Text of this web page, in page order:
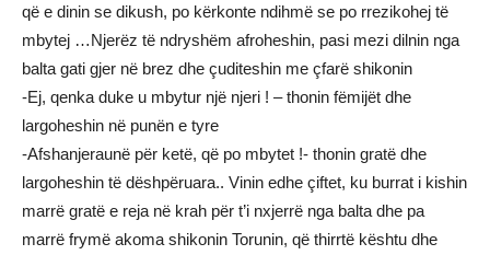
që e dinin se dikush, po kërkonte ndihmë se po rrezikohej të
mbytej …Njerëz të ndryshëm afroheshin, pasi mezi dilnin nga
balta gati gjer në brez dhe çuditeshin me çfarë shikonin
-Ej, qenka duke u mbytur një njeri ! – thonin fëmijët dhe
largoheshin në punën e tyre
-Afshanjeraunë për ketë, që po mbytet !- thonin gratë dhe
largoheshin të dëshpëruara.. Vinin edhe çiftet, ku burrat i kishin
marrë gratë e reja në krah për t’i nxjerrë nga balta dhe pa
marrë frymë akoma shikonin Torunin, që thirrtë kështu dhe